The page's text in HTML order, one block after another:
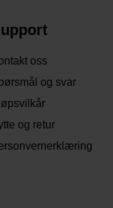
oss
og svar
og retur